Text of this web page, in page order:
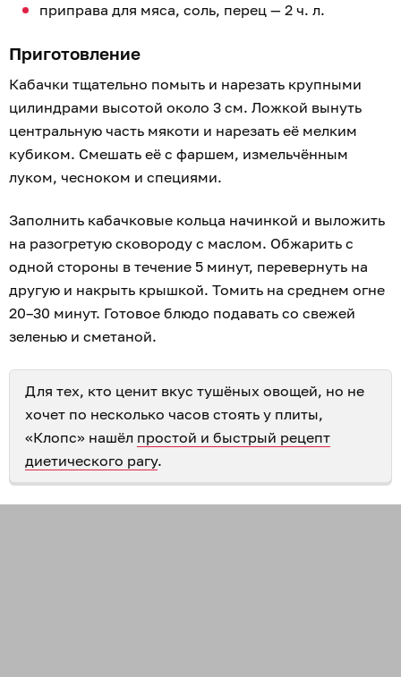
приправа для мяса, соль, перец — 2 ч. л.
Приготовление
Кабачки тщательно помыть и нарезать крупными
цилиндрами высотой около 3 см. Ложкой вынуть
центральную часть мякоти и нарезать её мелким
кубиком. Смешать её с фаршем, измельчённым
луком, чесноком и специями.
Заполнить кабачковые кольца начинкой и выложить
на разогретую сковороду с маслом. Обжарить с
одной стороны в течение 5 минут, перевернуть на
другую и накрыть крышкой. Томить на среднем огне
20–30 минут. Готовое блюдо подавать со свежей
зеленью и сметаной.
Для тех, кто ценит вкус тушёных овощей, но не
хочет по несколько часов стоять у плиты,
«Клопс» нашёл простой и быстрый рецепт
диетического рагу.